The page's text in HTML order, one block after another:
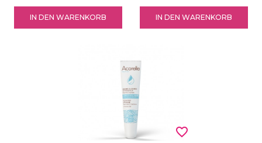
IN DEN WARENKORB IN DEN WARENKORB
favorite_border